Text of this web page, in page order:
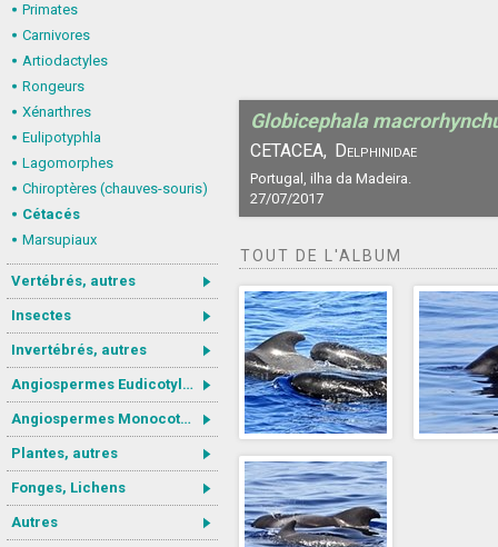
Primates
Carnivores
Artiodactyles
Rongeurs
Xénarthres
Eulipotyphla
Lagomorphes
Chiroptères (chauves-souris)
Cétacés
Marsupiaux
Vertébrés, autres
Insectes
Invertébrés, autres
Angiospermes Eudicotylédones
Angiospermes Monocotylédones
Plantes, autres
Fonges, Lichens
Autres
Globicephala
CETACEA, Delphinidae
Portugal, ilha da Madeira.
27/07/2017
TOUT DE L'ALBUM